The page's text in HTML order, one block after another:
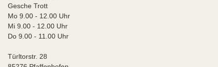
Gesche Trott
Mo 9.00 - 12.00 Uhr
Mi 9.00 - 12.00 Uhr
Do 9.00 - 11.00 Uhr
Türltorstr. 28